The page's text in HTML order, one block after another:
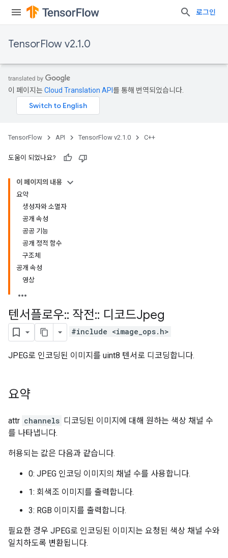
로그인
TensorFlow v2.1.0
이 페이지는Cloud Translation API 를 통해 번역되었습니다.
TensorFlow API TensorFlow v2.1.0 C++
도움이 되었나요?
이 페이지의 내용
요약
생성자와 소멸자
공개 속성
공공 기능
공개 정적 함수
구조체
공개 속성
영상
텐서플로우:: 작전:: 디코드Jpeg
#include <image_ops.h>
JPEG로 인코딩된 이미지를 uint8 텐서로 디코딩합니다.
요약
attr channels 디코딩된 이미지에 대해 원하는 색상 채널 수
를 나타냅니다.
허용되는 값은 다음과 같습니다.
0: JPEG 인코딩 이미지의 채널 수를 사용합니다.
1: 회색조 이미지를 출력합니다.
3: RGB 이미지를 출력합니다.
필요한 경우 JPEG로 인코딩된 이미지는 요청된 색상 채널 수와
일치하도록 변환됩니다.